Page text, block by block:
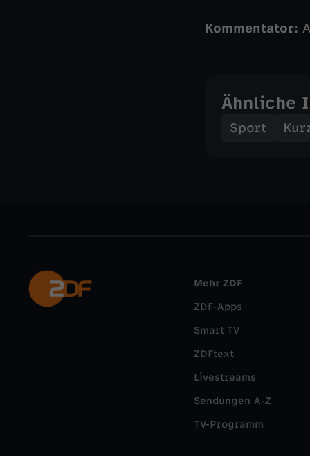
Kommentator:
Ähnliche
Sport
Mehr ZDF
ZDF-Apps
Smart TV
ZDFtext
Livestreams
Sendungen A-Z
TV-Programm